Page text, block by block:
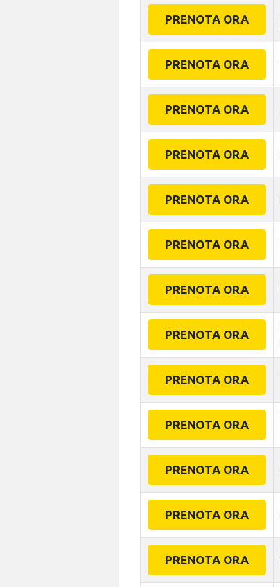
PRENOTA ORA
PRENOTA ORA
PRENOTA ORA
PRENOTA ORA
PRENOTA ORA
PRENOTA ORA
PRENOTA ORA
PRENOTA ORA
PRENOTA ORA
PRENOTA ORA
PRENOTA ORA
PRENOTA ORA
PRENOTA ORA